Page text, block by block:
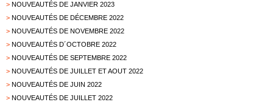
> NOUVEAUTÉS DE JANVIER 2023
> NOUVEAUTÉS DE DÉCEMBRE 2022
> NOUVEAUTÉS DE NOVEMBRE 2022
> NOUVEAUTÉS D´OCTOBRE 2022
> NOUVEAUTÉS DE SEPTEMBRE 2022
> NOUVEAUTÉS DE JUILLET ET AOUT 2022
> NOUVEAUTÉS DE JUIN 2022
> NOUVEAUTÉS DE JUILLET 2022